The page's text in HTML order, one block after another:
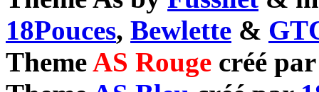
18Pouces, Bewlette &
ThemeAS Rouge créé